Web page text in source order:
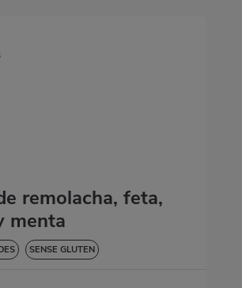
remolacha, feta,
menta
SENSE GLUTEN